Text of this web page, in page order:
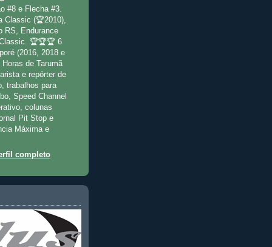
#8 e Flecha #3.
Classic (🏆2010),
RS, Endurance
🏆🏆🏆 6
(2016, 2018 e
de Tarumã
e repórter de
trabalhos para
Speed Channel
colunas
Pit Stop e
Máxima e
completo